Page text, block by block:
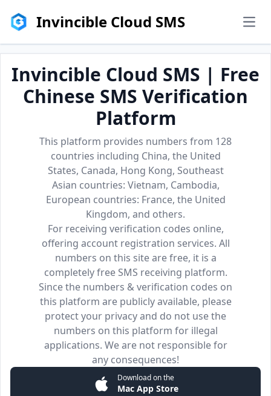
Invincible Cloud SMS
Invincible Cloud SMS | Free
Chinese SMS Verification
Platform
This platform provides numbers from 128
countries including China, the United
States, Canada, Hong Kong, Southeast
Asian countries: Vietnam, Cambodia,
European countries: France, the United
Kingdom, and others.
For receiving verification codes online,
offering account registration services. All
numbers on this site are free, it is a
completely free SMS receiving platform.
Since the numbers & verification codes on
this platform are publicly available, please
protect your privacy and do not use the
numbers on this platform for illegal
applications. We are not responsible for
any consequences!
Download on the
Mac App Store